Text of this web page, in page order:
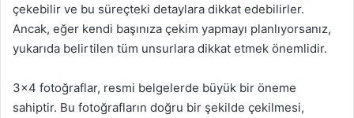
çekebilir ve bu süreçteki detaylara dikkat edebilirler.
Ancak, eğer kendi başınıza çekim yapmayı planlıyorsanız,
yukarıda belirtilen tüm unsurlara dikkat etmek önemlidir.
3×4 fotoğraflar, resmi belgelerde büyük bir öneme
sahiptir. Bu fotoğrafların doğru bir şekilde çekilmesi,